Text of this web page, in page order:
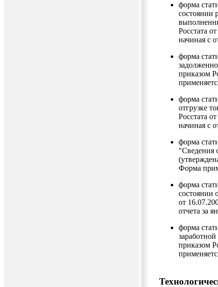
форма
состоянии
Росстата
начиная с
форма
приказом
форма
отгрузке
Росстата
начиная с
форма
"Сведения
Форма
форма
состоянии
от
отчета за
форма
приказом